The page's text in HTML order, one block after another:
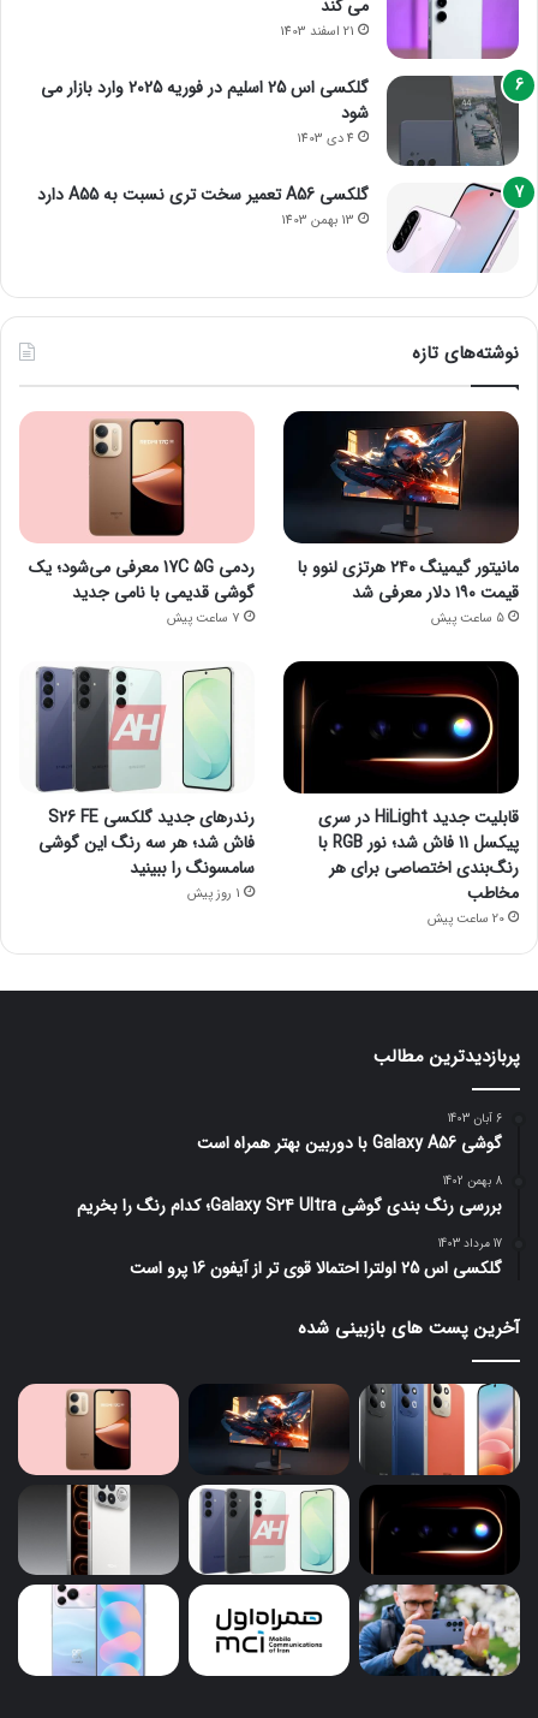
می کند
21 اسفند 1403
گلکسی اس 25 اسلیم در فوریه 2025 وارد بازار می
شود
4 دی 1403
گلکسی A56 تعمیر سخت تری نسبت به A55 دارد
13 بهمن 1403
نوشته‌های تازه
مانیتور گیمینگ ۲۴۰ هرتزی لنوو با
قیمت ۱۹۰ دلار معرفی شد
5 ساعت پیش
ردمی 17C 5G معرفی می‌شود؛ یک
گوشی قدیمی با نامی جدید
7 ساعت پیش
قابلیت جدید HiLight در سری
پیکسل 11 فاش شد؛ نور RGB با
رنگ‌بندی اختصاصی برای هر
مخاطب
20 ساعت پیش
رندرهای جدید گلکسی S26 FE
فاش شد؛ هر سه رنگ این گوشی
سامسونگ را ببینید
1 روز پیش
پربازدیدترین مطالب
6 آبان 1403
گوشی Galaxy A56 با دوربین بهتر همراه است
8 بهمن 1402
بررسی رنگ بندی گوشی Galaxy S24 Ultra؛ کدام رنگ را بخریم
17 مرداد 1403
گلکسی اس 25 اولترا احتمالا قوی تر از آیفون 16 پرو است
آخرین پست های بازبینی شده